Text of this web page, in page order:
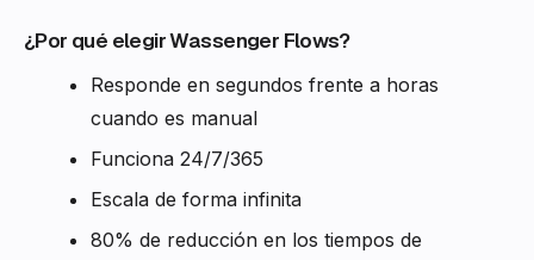
¿Por qué elegir Wassenger Flows?
Responde en segundos frente a horas
cuando es manual
Funciona 24/7/365
Escala de forma infinita
80% de reducción en los tiempos de